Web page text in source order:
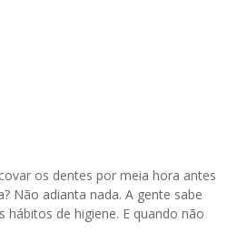
os dentes por meia hora antes
Não adianta nada. A gente sabe
hábitos de higiene. E quando não